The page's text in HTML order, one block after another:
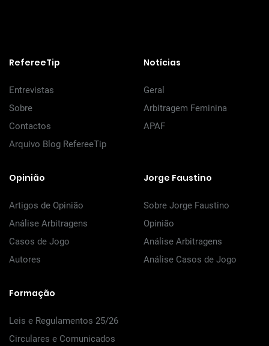
RefereeTip
Entrevistas
Sobre
Contactos
Arquivo Blog RefereeTip
Notícias
Geral
Arbitragem Feminina
APAF
Opinião
Artigos de Opinião
Análise Arbitragens
Casos de Jogo
Autores
Jorge Faustino
Sobre Jorge Faustino
Opinião
Análise Arbitragens
Análise Casos de Jogo
Formação
Leis e Regulamentos 25/26
Circulares e Comunicados